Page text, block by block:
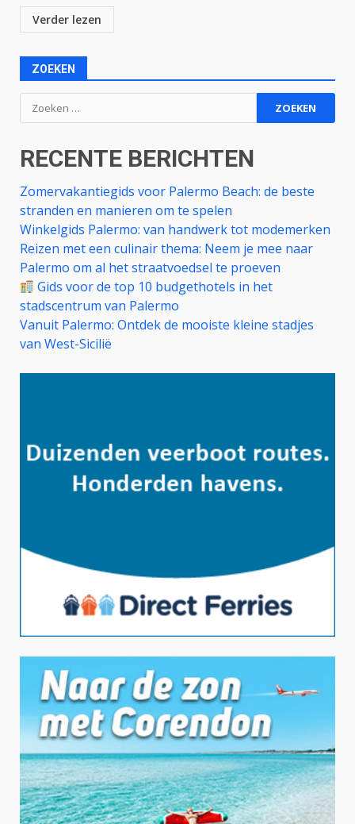
Verder lezen
ZOEKEN
Zoeken
naar:
RECENTE BERICHTEN
Zomervakantiegids voor Palermo Beach: de beste
stranden en manieren om te spelen
Winkelgids Palermo: van handwerk tot modemerken
Reizen met een culinair thema: Neem je mee naar
Palermo om al het straatvoedsel te proeven
Gids voor de top 10 budgethotels in het
stadscentrum van Palermo
Vanuit Palermo: Ontdek de mooiste kleine stadjes
van West-Sicilië